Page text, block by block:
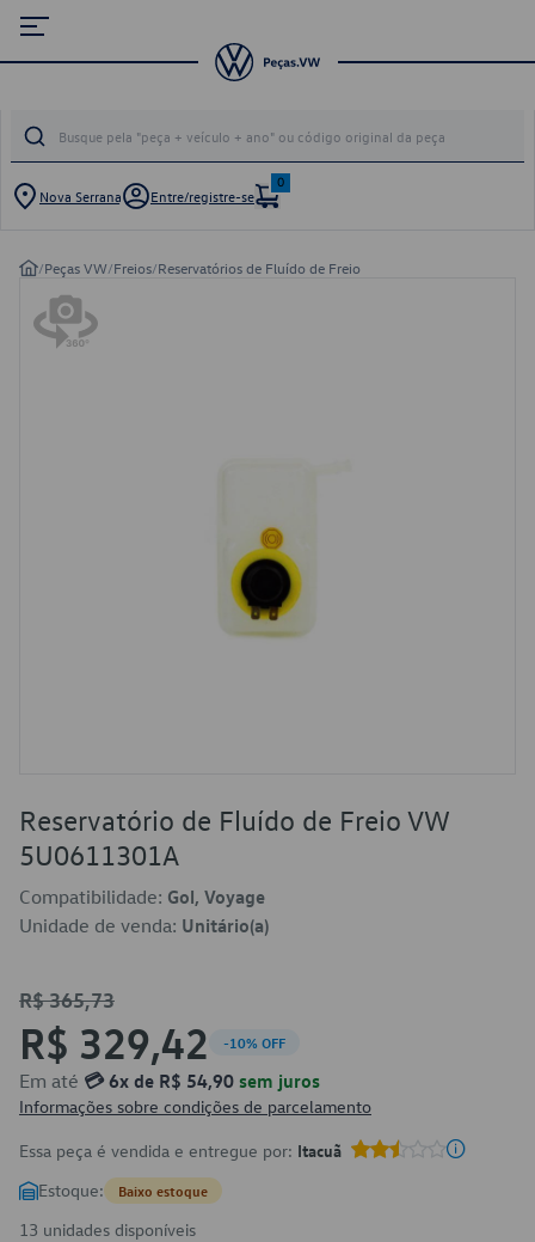
Nova Serrana Entre/registre-se
0
/Peças VW/Freios/Reservatórios de Fluído de Freio
Reservatório de Fluído de Freio VW
5U0611301A
Compatibilidade: Gol, Voyage
Unidade de venda: Unitário(a)
R$ 365,73
R$ 329,42 -10% OFF
Em até 💳 6x de R$ 54,90 sem juros
Informações sobre condições de parcelamento
Essa peça é vendida e entregue por: Itacuã
Estoque: Baixo estoque
13 unidades disponíveis